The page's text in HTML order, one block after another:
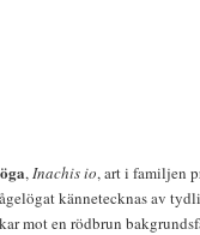
,Inachis io, art i familjen
kännetecknas av
mot en rödbrun